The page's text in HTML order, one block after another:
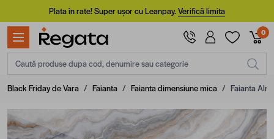
Mergi la ConținutPlata în rate! Super ușor cu Leanpay.Verifică limita
0
Caută produse dupa cod, denumire sau categorie
Black Friday de Vara / Faianta / Faianta dimensiune mica / Faianta